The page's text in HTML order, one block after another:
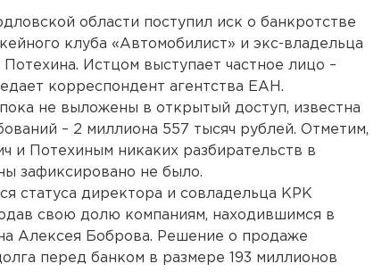
области поступил иск о банкротстве
клуба «Автомобилист» и экс-владельца
Истцом выступает частное лицо –
корреспондент агентства ЕАН.
не выложены в открытый доступ, известна
– 2 миллиона 557 тысяч рублей. Отметим,
и Потехиным никаких разбирательств в
зафиксировано не было.
статуса директора и совладельца КРК
свою долю компаниям, находившимся в
Алексея Боброва. Решение о продаже
перед банком в размере 193 миллионов